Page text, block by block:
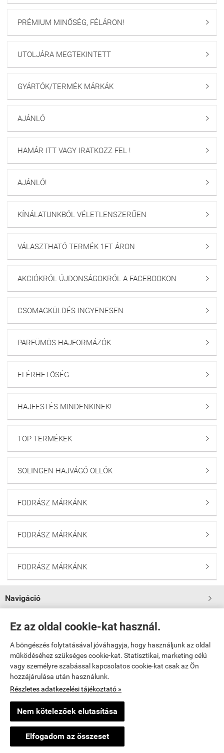
Ez az oldal cookie-kat használ.
A böngészés folytatásával jóváhagyja, hogy használjunk az oldal
működéséhez szükséges cookie-kat. Statisztikai, marketing célú
vagy személyre szabással kapcsolatos cookie-kat csak az Ön
hozzájárulása után használunk.
Részletes adatkezelési tájékoztató »
Nem kötelezőek elutasítása
Elfogadom az összeset
PRÉMIUM MINŐSÉG, FÉLÁRON! 
UTOLJÁRA MEGTEKINTETT 
GYÁRTÓK/TERMÉK MÁRKÁK 
AJÁNLÓ 
HAMÁR ITT VAGY IRATKOZZ FEL ! 
AJÁNLÓ! 
KÍNÁLATUNKBÓL VÉLETLENSZERŰEN 
VÁLASZTHATÓ TERMÉK 1FT ÁRON 
AKCIÓKRÓL ÚJDONSÁGOKRÓL A FACEBOOKON 
CSOMAGKÜLDÉS INGYENESEN 
PARFÜMÖS HAJFORMÁZÓK 
ELÉRHETŐSÉG 
HAJFESTÉS MINDENKINEK! 
TOP TERMÉKEK 
SOLINGEN HAJVÁGÓ OLLÓK 
FODRÁSZ MÁRKÁNK 
FODRÁSZ MÁRKÁNK 
FODRÁSZ MÁRKÁNK 
Navigáció 
Saját fiók
Bemutatkozás
Elérhetőségek
www.fodraszkellekekbolt.hu -Sikeres Fodrászkellék Kft
Webáruház készítés
Egy látogató Pomáz településről
Vásárolt a webáruházban
21 órával ezelőtt 